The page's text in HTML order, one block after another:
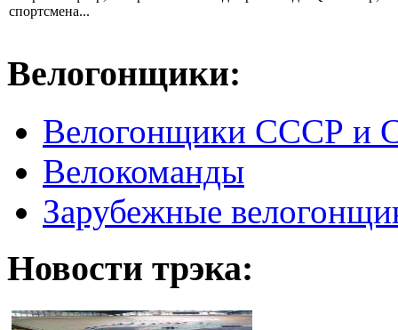
спортсмена...
Велогонщики:
Велогонщики СССР и
Велокоманды
Зарубежные
Новости трэка: